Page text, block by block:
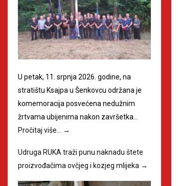
U petak, 11. srpnja 2026. godine, na
stratištu Ksajpa u Šenkovcu održana je
komemoracija posvećena nedužnim
žrtvama ubijenima nakon završetka…
Pročitaj više…
→
Udruga RUKA traži punu naknadu štete
proizvođačima ovčjeg i kozjeg mlijeka →